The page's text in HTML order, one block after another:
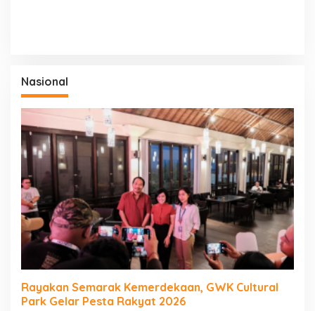
Nasional
Rayakan Semarak Kemerdekaan, GWK Cultural
Park Gelar Pesta Rakyat 2026